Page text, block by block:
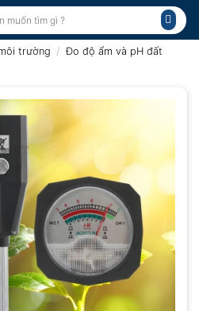
trường / Đo độ ẩm và pH đất